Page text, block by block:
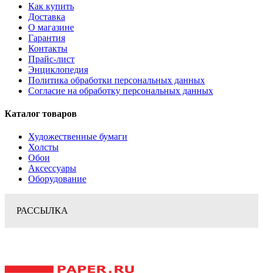
Как купить
Доставка
О магазине
Гарантия
Контакты
Прайс-лист
Энциклопедия
Политика обработки персональных данных
Согласие на обработку персональных данных
Каталог товаров
Художественные бумаги
Холсты
Обои
Аксессуары
Оборудование
РАССЫЛКА